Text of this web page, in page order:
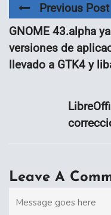
Previous Post
GNOME 43.alpha
versiones de
llevado a GTK4 y
Leave A